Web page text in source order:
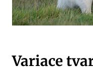
Variace